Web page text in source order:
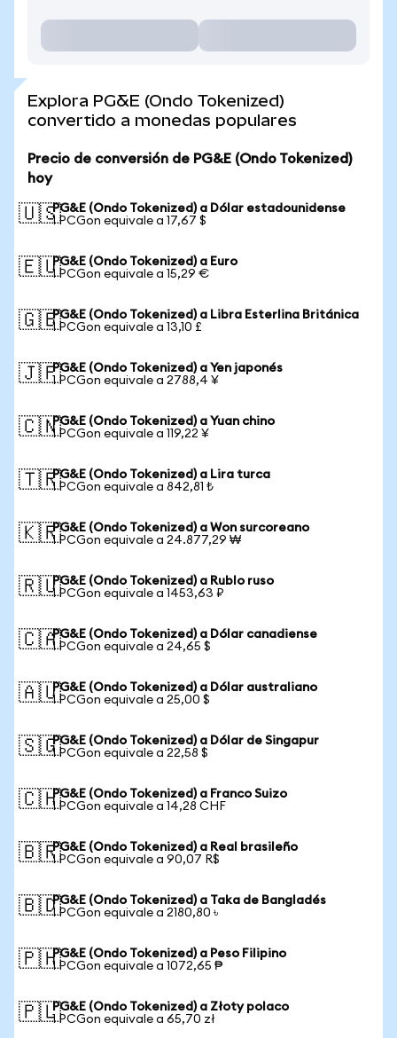
Explora PG&E (Ondo Tokenized)
convertido a monedas populares
Precio de conversión de PG&E (Ondo Tokenized)
hoy
🇺🇸PG&E (Ondo Tokenized) a Dólar estadounidense
1 PCGon equivale a 17,67 $
🇪🇺PG&E (Ondo Tokenized) a Euro
1 PCGon equivale a 15,29 €
🇬🇧PG&E (Ondo Tokenized) a Libra Esterlina Británica
1 PCGon equivale a 13,10 £
🇯🇵PG&E (Ondo Tokenized) a Yen japonés
1 PCGon equivale a 2788,4 ¥
🇨🇳PG&E (Ondo Tokenized) a Yuan chino
1 PCGon equivale a 119,22 ¥
🇹🇷PG&E (Ondo Tokenized) a Lira turca
1 PCGon equivale a 842,81 ₺
🇰🇷PG&E (Ondo Tokenized) a Won surcoreano
1 PCGon equivale a 24.877,29 ₩
🇷🇺PG&E (Ondo Tokenized) a Rublo ruso
1 PCGon equivale a 1453,63 ₽
🇨🇦PG&E (Ondo Tokenized) a Dólar canadiense
1 PCGon equivale a 24,65 $
🇦🇺PG&E (Ondo Tokenized) a Dólar australiano
1 PCGon equivale a 25,00 $
🇸🇬PG&E (Ondo Tokenized) a Dólar de Singapur
1 PCGon equivale a 22,58 $
🇨🇭PG&E (Ondo Tokenized) a Franco Suizo
1 PCGon equivale a 14,28 CHF
🇧🇷PG&E (Ondo Tokenized) a Real brasileño
1 PCGon equivale a 90,07 R$
🇧🇩PG&E (Ondo Tokenized) a Taka de Bangladés
1 PCGon equivale a 2180,80 ৳
🇵🇭PG&E (Ondo Tokenized) a Peso Filipino
1 PCGon equivale a 1072,65 ₱
🇵🇱PG&E (Ondo Tokenized) a Złoty polaco
1 PCGon equivale a 65,70 zł